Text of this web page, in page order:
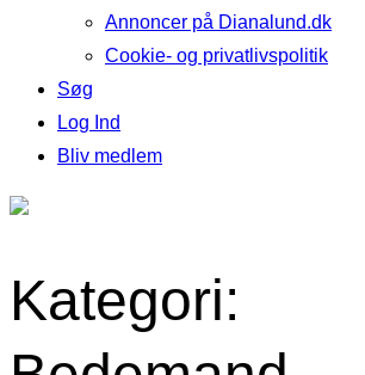
Annoncer på Dianalund.dk
Cookie- og privatlivspolitik
Søg
Log Ind
Bliv medlem
Kategori: